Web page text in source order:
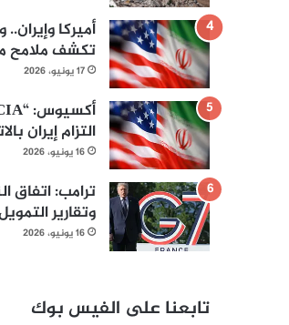
تكشف ملامح
17 يونيو، 2026
التزام إيران
16 يونيو، 2026
ترامب: اتفاق
وتقارير
16 يونيو، 2026
تابعنا على الفيس بوك